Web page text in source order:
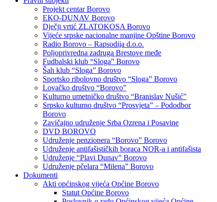
Projekt centar Borovo
EKO-DUNAV Borovo
Dječji vrtić ZLATOKOSA Borovo
Vijeće srpske nacionalne manjine Opštine Borovo
Radio Borovo – Rapsodija d.o.o.
Poljoprivredna zadruga Brestove međe
Fudbalski klub “Sloga” Borovo
Šah klub “Sloga” Borovo
Sportsko ribolovno društvo “Sloga” Borovo
Lovačko društvo “Borovo”
Kulturno umetničko društvo “Branislav Nušić”
Srpsko kulturno društvo “Prosvjeta” – Pododbor
Borovo
Zavičajno udruženje Srba Ozrena i Posavine
DVD BOROVO
Udruženje penzionera “Borovo” Borovo
Udruženje antifašističkih boraca NOR-a i antifašista
Udruženje “Plavi Dunav” Borovo
Udruženje pčelara “Milena” Borovo
Dokumenti
Akti općinskog vijeća Općine Borovo
Statut Općine Borovo